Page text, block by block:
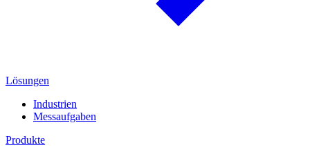
Lösungen
Industrien
Messaufgaben
Produkte